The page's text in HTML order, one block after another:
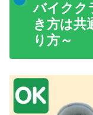
バイクク
き方は共
り方～